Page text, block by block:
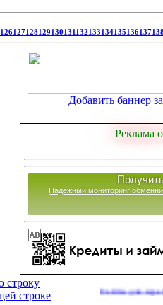
126127128129130131132133134135136137
Добавить баннер
Реклама
Надежный мониторинг
Сайты для заработка в